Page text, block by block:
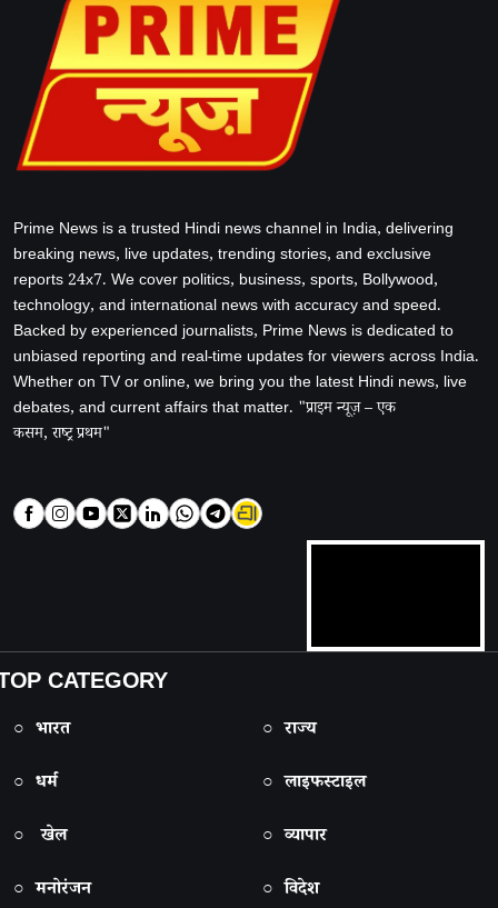
Prime News is a trusted Hindi news channel in India, delivering
breaking news, live updates, trending stories, and exclusive
reports 24x7. We cover politics, business, sports, Bollywood,
technology, and international news with accuracy and speed.
Backed by experienced journalists, Prime News is dedicated to
unbiased reporting and real-time updates for viewers across India.
Whether on TV or online, we bring you the latest Hindi news, live
debates, and current affairs that matter. "प्राइम न्यूज़ – एक
कसम, राष्ट्र प्रथम"
CATEGORY
○ भारत
○ राज्य
○ धर्म
○ लाइफस्टाइल
○ खेल
○ व्यापार
○ मनोरंजन
○ विदेश